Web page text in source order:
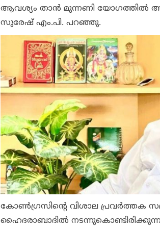
ആവശ്യം താന്‍ മുന്നണി യോഗത്തില്‍
സുരേഷ് എം.പി. പറഞ്ഞു.
കോണ്‍ഗ്രസിന്റെ വിശാല പ്രവര്‍ത്തക
ഹൈദരാബാദില്‍